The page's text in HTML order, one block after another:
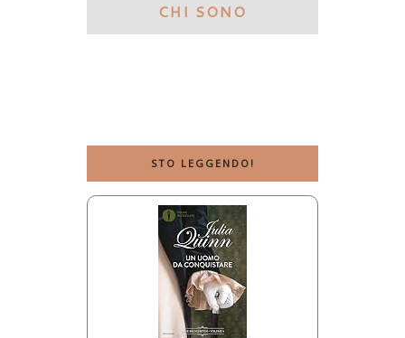
CHI SONO
STO LEGGENDO!